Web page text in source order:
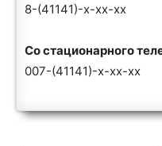
8-(41141)-x-xx-xx
Со стационарного
007-(41141)-x-xx-xx